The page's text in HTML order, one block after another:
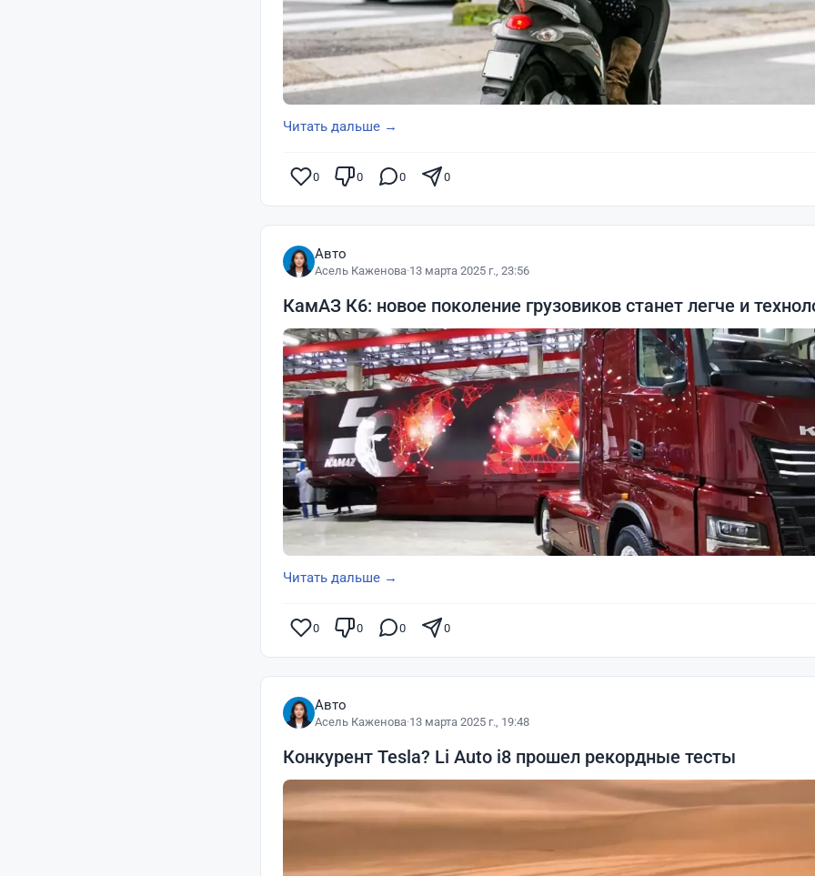
Читать дальше →
0 0 0 0
Авто
Асель Каженова·13 марта 2025 г., 23:56
КамАЗ К6: новое поколение грузовиков станет легче и
Читать дальше →
0 0 0 0
Авто
Асель Каженова·13 марта 2025 г., 19:48
Конкурент Tesla? Li Auto i8 прошел рекордные тесты